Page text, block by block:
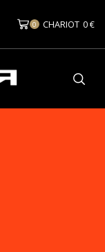
0 CHARIOT 0€